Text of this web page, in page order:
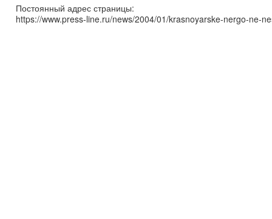
Постоянный адрес страницы:
https://www.press-line.ru/news/2004/01/krasnoyarske-nergo-ne-